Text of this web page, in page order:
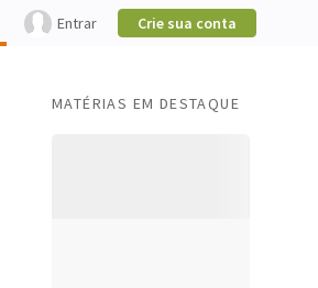
Crie sua conta
Entrar
MATÉRIAS EM DESTAQUE